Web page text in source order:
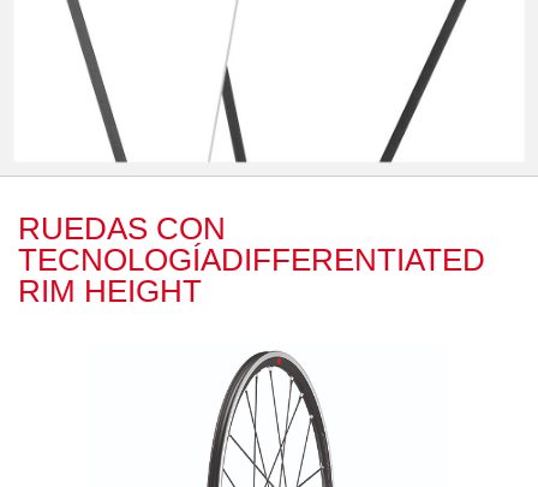
RUEDAS CON
TECNOLOGÍADIFFERENTIATED
RIM HEIGHT